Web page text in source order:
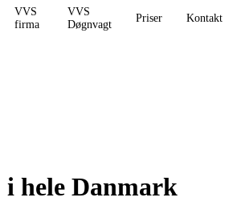
VVS
firma
VVS
Døgnvagt
Priser Kontakt
hele Danmark